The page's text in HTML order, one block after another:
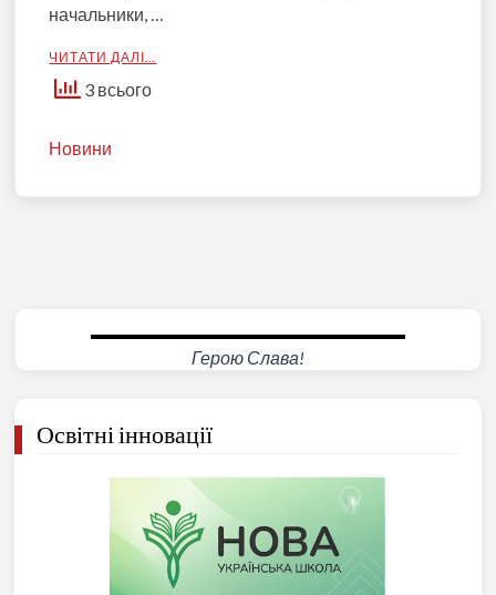
начальники, …
ЧИТАТИ ДАЛІ…
3 всього
Новини
Герою Слава!
Освітні інновації